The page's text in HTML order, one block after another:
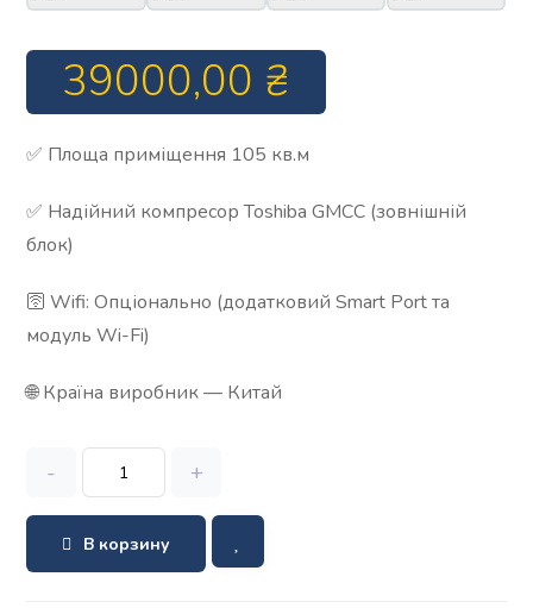
39000,00 ₴
✅ Площа приміщення 105 кв.м
✅ Надійний компресор Toshiba GMCC (зовнішній
блок)
🛜 Wifi: Опціонально (додатковий Smart Port та
модуль Wi-Fi)
🌐 Країна виробник — Китай
- +
В корзину